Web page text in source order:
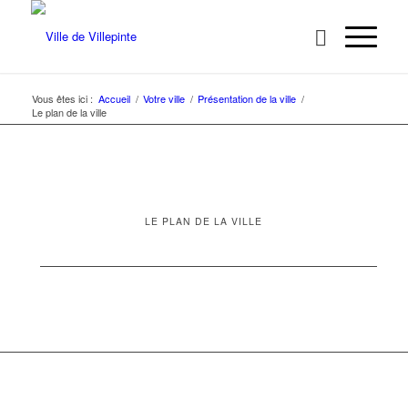
Vous êtes ici : Accueil / Votre ville / Présentation de la ville /
Le plan de la ville
LE PLAN DE LA VILLE